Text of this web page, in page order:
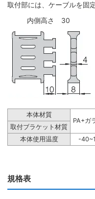
取付部には、ケーブルを固
内側高さ 30
本体材質
PA+ガ
取付ブラケット材質
本体使用温度
-
規格表